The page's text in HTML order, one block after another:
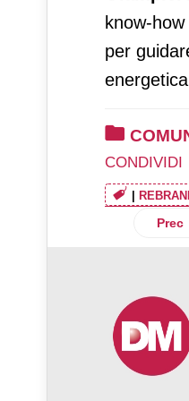
know-
per
CONDIVIDI
Prec